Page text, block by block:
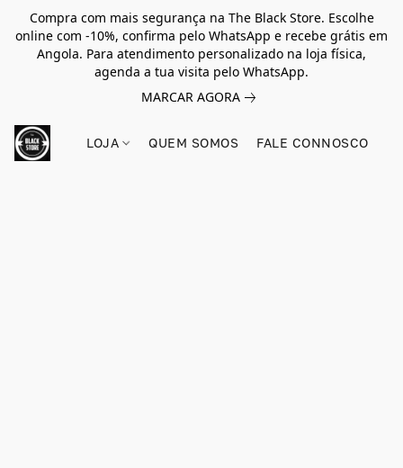
Compra com mais segurança na The Black Store. Escolhe
online com -10%, confirma pelo WhatsApp e recebe grátis em
Angola. Para atendimento personalizado na loja física,
agenda a tua visita pelo WhatsApp.
MARCAR AGORA
LOJA QUEM SOMOS FALE CONNOSCO